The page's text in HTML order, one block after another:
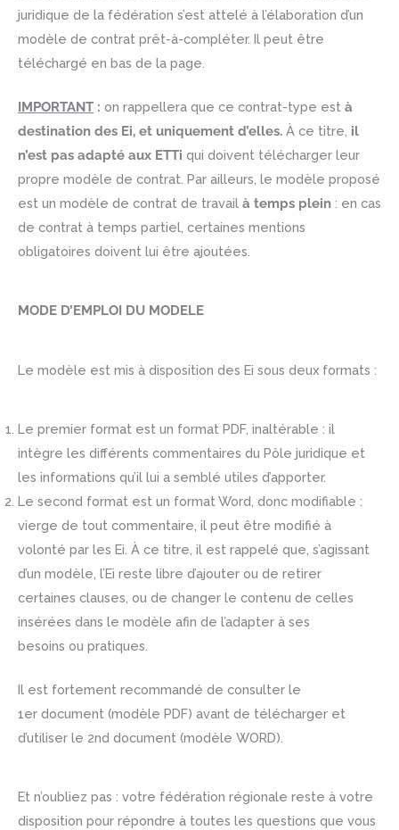
juridique de la fédération s’est attelé à l’élaboration d’un
modèle de contrat prêt-à-compléter. Il peut être
téléchargé en bas de la page.
IMPORTANT : on rappellera que ce contrat-type est à
destination des Ei, et uniquement d’elles. À ce titre, il
n’est pas adapté aux ETTi qui doivent télécharger leur
propre modèle de contrat. Par ailleurs, le modèle proposé
est un modèle de contrat de travail à temps plein : en cas
de contrat à temps partiel, certaines mentions
obligatoires doivent lui être ajoutées.
MODE D’EMPLOI DU MODELE
Le modèle est mis à disposition des Ei sous deux formats :
Le premier format est un format PDF, inaltérable : il
intègre les différents commentaires du Pôle juridique et
les informations qu’il lui a semblé utiles d’apporter.
Le second format est un format Word, donc modifiable :
vierge de tout commentaire, il peut être modifié à
volonté par les Ei. À ce titre, il est rappelé que, s’agissant
d’un modèle, l’Ei reste libre d’ajouter ou de retirer
certaines clauses, ou de changer le contenu de celles
insérées dans le modèle afin de l’adapter à ses
besoins ou pratiques.
Il est fortement recommandé de consulter le
1er document (modèle PDF) avant de télécharger et
d’utiliser le 2nd document (modèle WORD).
Et n’oubliez pas : votre fédération régionale reste à votre
disposition pour répondre à toutes les questions que vous